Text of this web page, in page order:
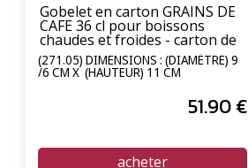
Gobelet en carton GRAINS DE
CAFE 36 cl pour boissons
chaudes et froides - carton de
900 unités
(271.05) DIMENSIONS : (DIAMÈTRE) 9
/6 CM X (HAUTEUR) 11 CM
51.90€